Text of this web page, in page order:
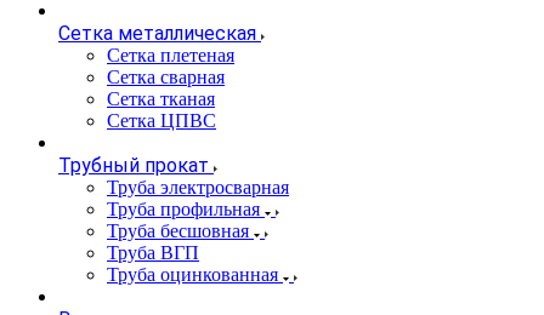
Сетка металлическая
Сетка плетеная
Сетка сварная
Сетка тканая
Сетка ЦПВС
Трубный прокат
Труба электросварная
Труба профильная
Труба бесшовная
Труба ВГП
Труба оцинкованная